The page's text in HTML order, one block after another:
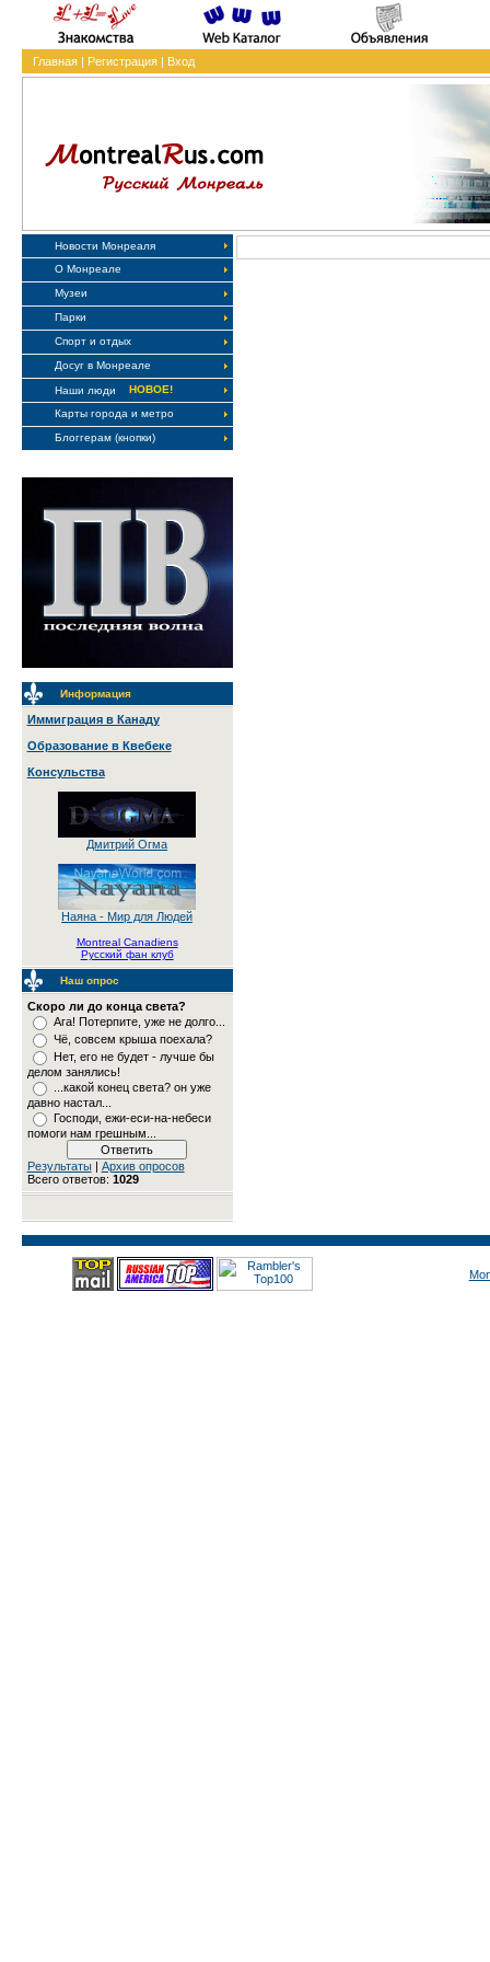
Главная| Регистрация| Вход
Новости Монреаля
О Монреале
Музеи
Парки
Спорт и отдых
Досуг в Монреале
Наши люди
НОВОЕ!
Карты города и метро
Блоггерам (кнопки)
Информация
Иммиграция в Канаду
Образование в Квебеке
Консульства
Дмитрий Огма
Наяна - Мир для Людей
Montreal Canadiens
Русский фан клуб
Наш опрос
Скоро ли до конца света?
Ага! Потерпите, уже не долго...
Чё, совсем крыша поехала?
Нет, его не будет - лучше бы
делом занялись!
...какой конец света? он уже
давно настал...
Господи, ежи-еси-на-небеси
помоги нам грешным...
Результаты| Архив опросов
Всего ответов: 1029